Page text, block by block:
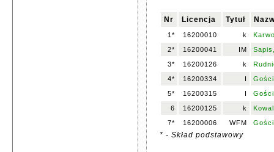
Nr Licencja Tytuł
1* 16200010 k
2*
16200041 IM
3*
16200126 k
4*
16200334 I
5*
16200315 I
6
16200125 k
7*
16200006 WFM
* - Skład podstawowy